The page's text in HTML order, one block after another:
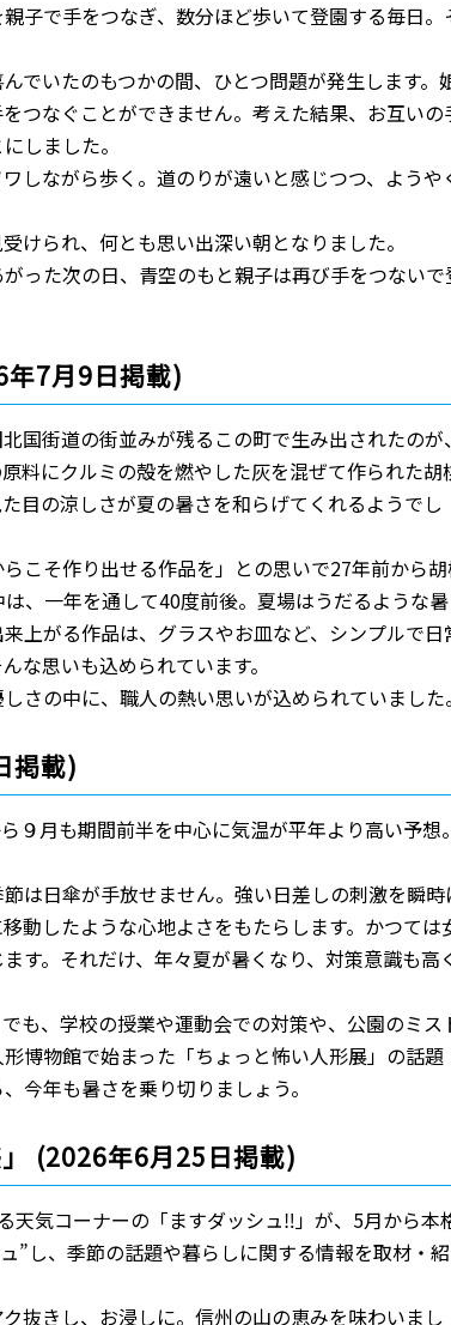
子で手をつなぎ、数分ほど歩いて登園する毎日。
でいたのもつかの間、ひとつ問題が発生します。
つなぐことができません。考えた結果、お互いの
しました。
しながら歩く。道のりが遠いと感じつつ、ようや
けられ、何とも思い出深い朝となりました。
った次の日、青空のもと親子は再び手をつないで
7月9日掲載)
国街道の街並みが残るこの町で生み出されたのが、
料にクルミの殻を燃やした灰を混ぜて作られた胡
目の涼しさが夏の暑さを和らげてくれるようでし
こそ作り出せる作品を」との思いで27年前から
、一年を通して40度前後。夏場はうだるような
上がる作品は、グラスやお皿など、シンプルで日
な思いも込められています。
の中に、職人の熱い思いが込められていました。
掲載)
９月も期間前半を中心に気温が平年より高い予想。
は日傘が手放せません。強い日差しの刺激を瞬時
動したような心地よさをもたらします。かつては
す。それだけ、年々夏が暑くなり、対策意識も高
も、学校の授業や運動会での対策や、公園のミス
博物館で始まった「ちょっと怖い人形展」の話題
今年も暑さを乗り切りましょう。
(2026年6月25日掲載)
天気コーナーの「ますダッシュ‼」が、5月から本
”し、季節の話題や暮らしに関する情報を取材・
抜きし、お浸しに。信州の山の恵みを味わいまし